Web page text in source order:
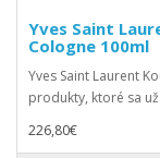
Yves Saint
Cologne 100ml
Yves Saint Laurent
produkty, ktoré sa
226,80€